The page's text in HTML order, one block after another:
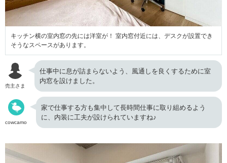
キッチン横の室内窓の先には洋室が！ 室内窓付近には、デスクが設置でき
そうなスペースがあります。
売主さま
仕事中に息が詰まらないよう、風通しを良くするために室
内窓を設けました。
cowcamo
家で仕事する方も集中して長時間仕事に取り組めるよう
に、内装に工夫が設けられていますね♪